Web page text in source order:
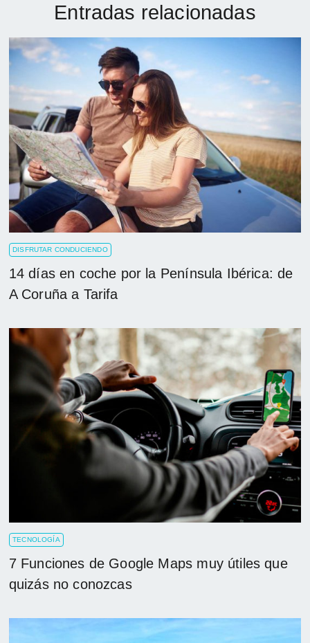
Entradas relacionadas
DISFRUTAR CONDUCIENDO
14 días en coche por la Península Ibérica: de
A Coruña a Tarifa
TECNOLOGÍA
7 Funciones de Google Maps muy útiles que
quizás no conozcas